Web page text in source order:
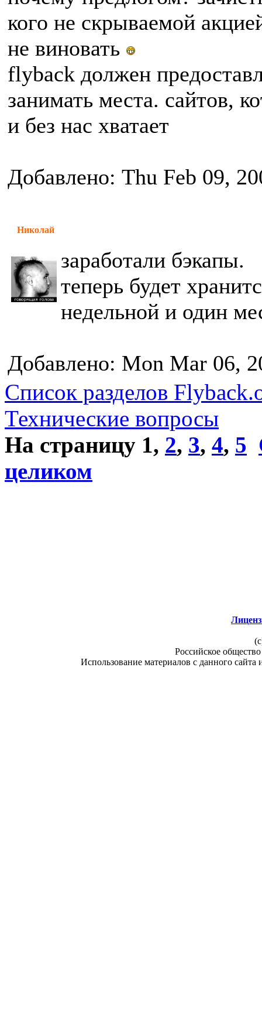
кого не скрываемой
не виновать
flyback должен
занимать места. сайтов,
и без нас хватает
Добавлено: Thu Feb 09,
Николай
заработали бэкапы.
теперь будет
недельной и один
Добавлено: Mon Mar 06,
Список разделов
Технические вопросы
На страницу 1, 2, 3, 4, 5
целиком
Российское
Использование материалов с данного